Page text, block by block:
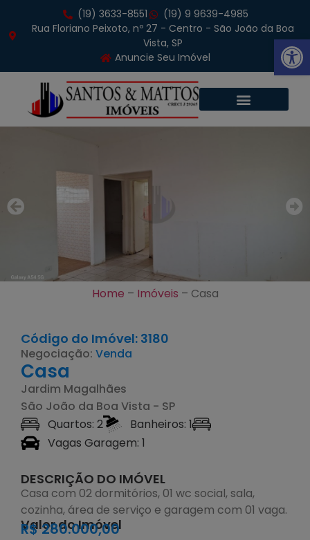
Abrir
(19) 3633-8551
(19) 9 9639-4985
Rua Floriano Peixoto, nº 27 - Centro - São João da Boa
Vista, SP
Anuncie Seu Imóvel
Home – Imóveis – Casa
Código do Imóvel: 3180
Negociação: Venda
Casa
Jardim Magalhães
São João da Boa Vista - SP
Quartos: 2
Banheiros: 1
Vagas Garagem: 1
DESCRIÇÃO DO IMÓVEL
Casa com 02 dormitórios, 01 wc social, sala,
cozinha, área de serviço e garagem com 01 vaga.
Valor do Imóvel
R$ 280.000,00